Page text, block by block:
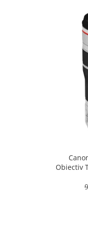
Obiectiv